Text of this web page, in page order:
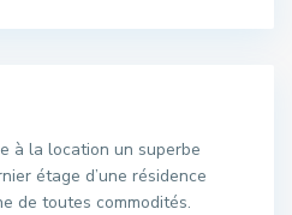
à la location un superbe
étage d’une résidence
de toutes commodités.